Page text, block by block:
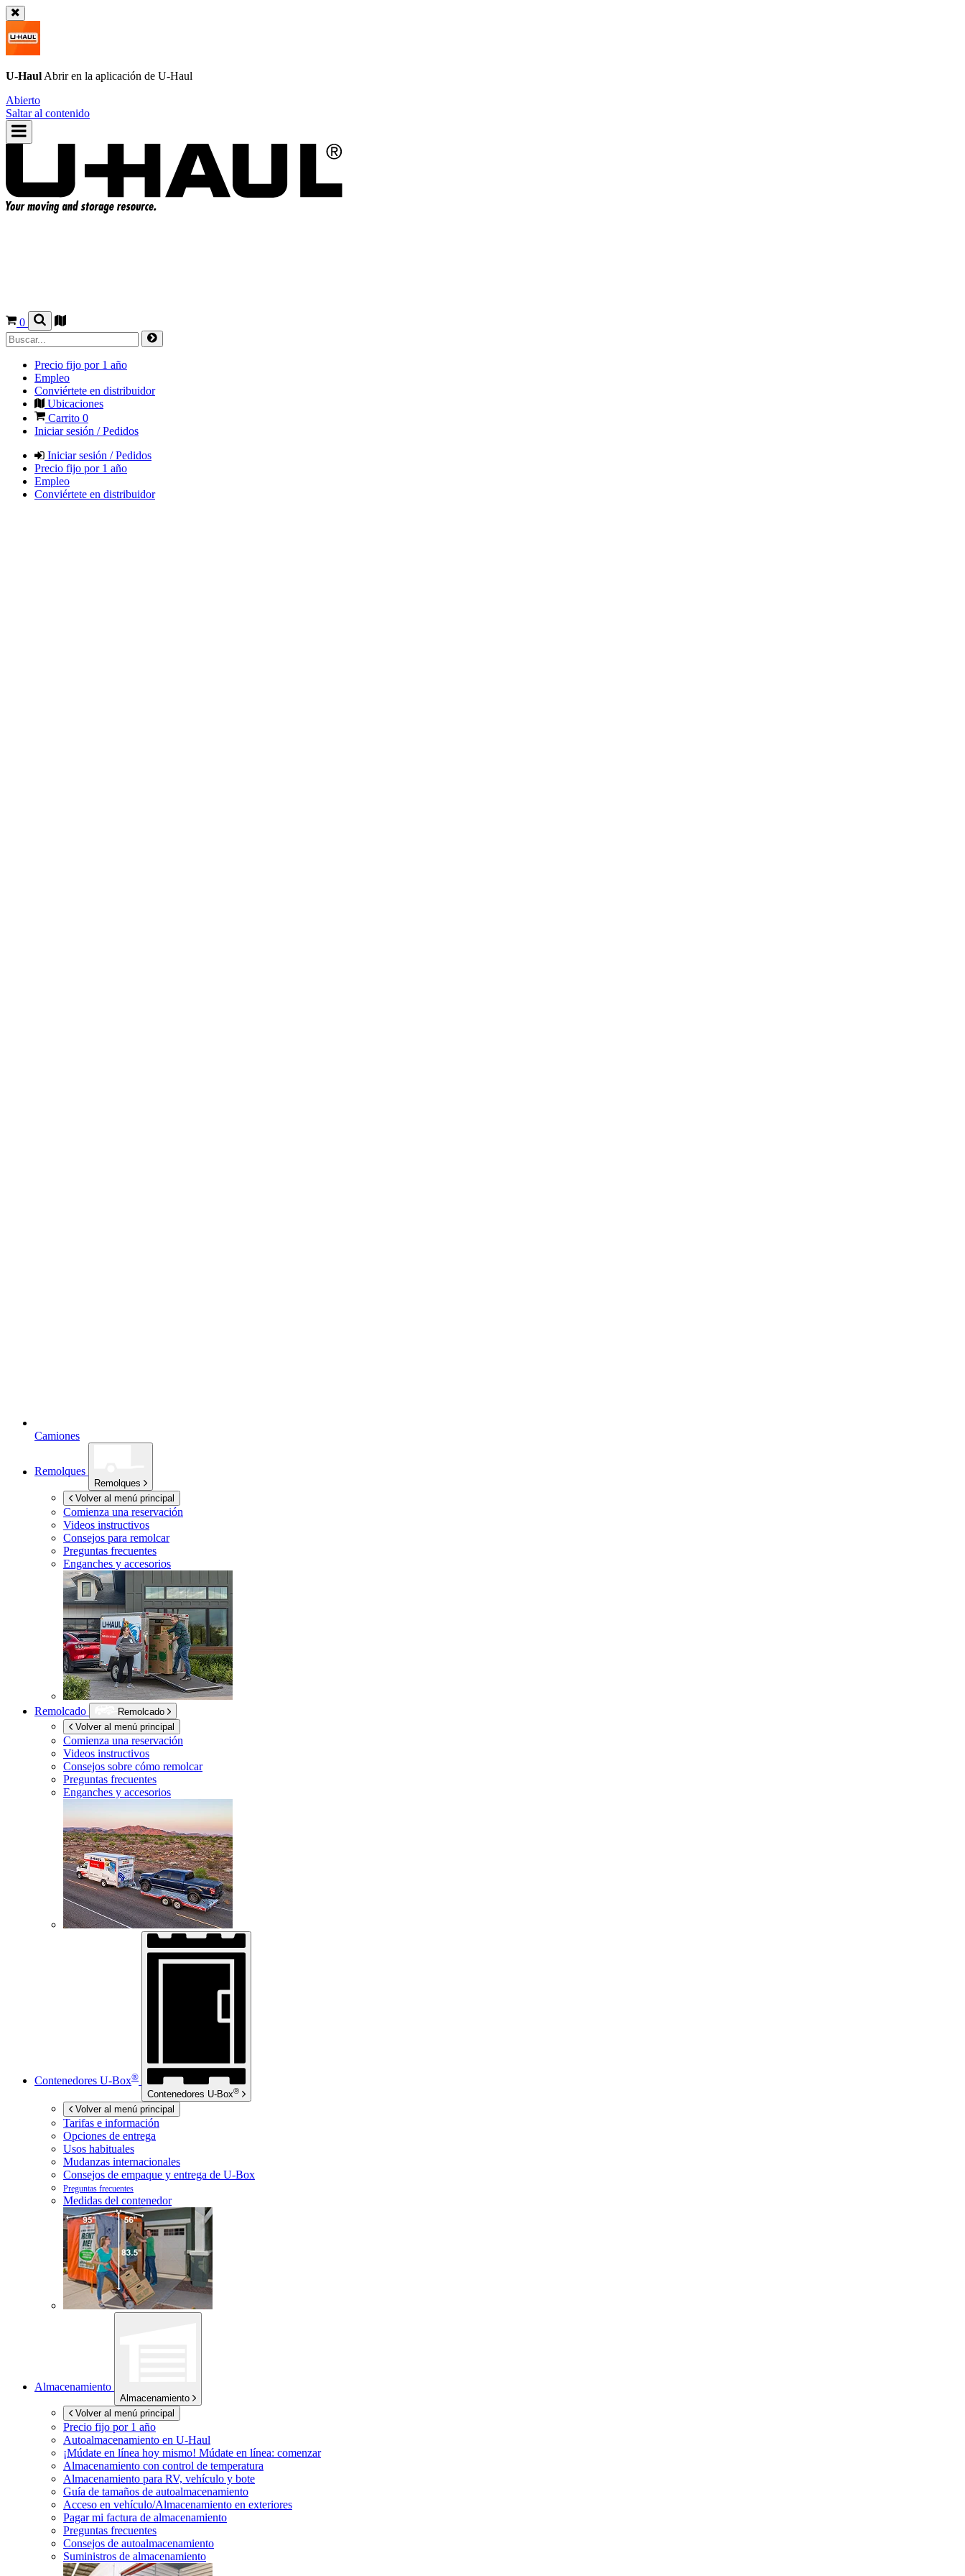
U-Haul Abrir en la aplicación de U-Haul
Abierto
Saltar al contenido
0
Precio fijo por 1 año
Empleo
Conviértete en distribuidor
Ubicaciones
Carrito 0
Iniciar sesión / Pedidos
Iniciar sesión / Pedidos
Precio fijo por 1 año
Empleo
Conviértete en distribuidor
Camiones
Remolques
Remolques
Volver al menú principal
Comienza una reservación
Videos instructivos
Consejos para remolcar
Preguntas frecuentes
Enganches y accesorios
Remolcado
Remolcado
Volver al menú principal
Comienza una reservación
Videos instructivos
Consejos sobre cómo remolcar
Preguntas frecuentes
Enganches y accesorios
Contenedores U-Box®
Contenedores U-Box®
Volver al menú principal
Tarifas e información
Opciones de entrega
Usos habituales
Mudanzas internacionales
Consejos de empaque y entrega de U-Box
Preguntas frecuentes
Medidas del contenedor
Almacenamiento
Almacenamiento
Volver al menú principal
Precio fijo por 1 año
Autoalmacenamiento en U-Haul
¡Múdate en línea hoy mismo! Múdate en línea: comenzar
Almacenamiento con control de temperatura
Almacenamiento para RV, vehículo y bote
Guía de tamaños de autoalmacenamiento
Acceso en vehículo/Almacenamiento en exteriores
Pagar mi factura de almacenamiento
Preguntas frecuentes
Consejos de autoalmacenamiento
Suministros de almacenamiento